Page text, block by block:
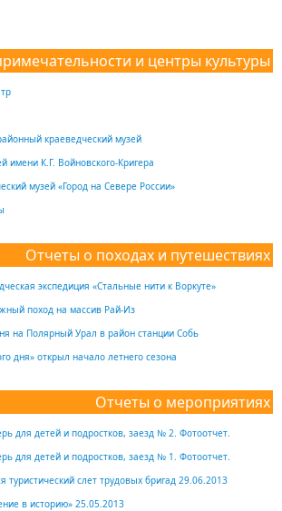
и центры культуры
краеведческий музей
имени К.Г. Войновского-Кригера
музей «Город на Севере России»
Отчеты о походах и путешествиях
экспедиция «Стальные нити к Воркуте»
поход на массив Рай-Из
на Полярный Урал в район станции Собь
дня» открыл начало летнего сезона
Отчеты о мероприятиях
для детей и подростков, заезд № 2. Фотоотчет.
для детей и подростков, заезд № 1. Фотоотчет.
туристический слет трудовых бригад 29.06.2013
в историю» 25.05.2013